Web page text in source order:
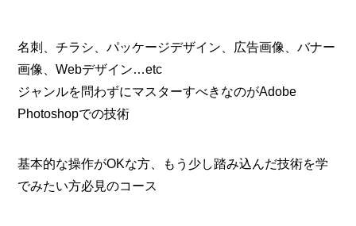
名刺、チラシ、パッケージデザイン、広告画像、バナー
画像、Webデザイン…etc
ジャンルを問わずにマスターすべきなのがAdobe
Photoshopでの技術
基本的な操作がOKな方、もう少し踏み込んだ技術を学
でみたい方必見のコース